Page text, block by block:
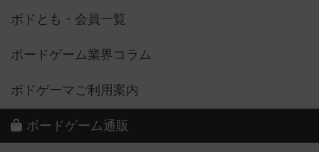
ボドとも・会員一覧
ボードゲーム業界コラム
ボドゲーマご利用案内
ボードゲーム通販